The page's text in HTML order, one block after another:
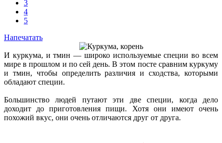
3
4
5
Напечатать
И куркума, и тмин — широко используемые специи во всем
мире в прошлом и по сей день. В этом посте сравним куркуму
и тмин, чтобы определить различия и сходства, которыми
обладают специи.
Большинство людей путают эти две специи, когда дело
доходит до приготовления пищи. Хотя они имеют очень
похожий вкус, они очень отличаются друг от друга.